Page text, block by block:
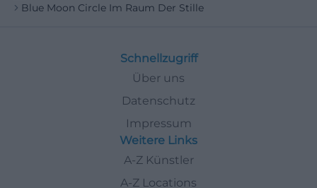
Blue Moon Circle Im Raum Der Stille
Schnellzugriff
Über uns
Datenschutz
Impressum
Weitere Links
A-Z Künstler
A-Z Locations